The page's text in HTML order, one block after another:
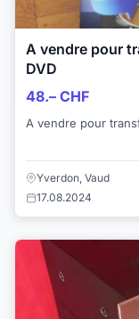
A vendre pour
DVD
48.– CHF
A vendre pour
Yverdon, Vaud
17.08.2024